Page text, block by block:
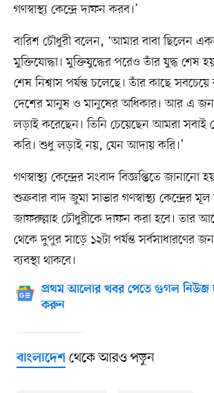
গণস্বাস্থ্য কেন্দ্রে দাফন করব।’
বারিশ চৌধুরী বলেন, ‘আমার বাবা ছিলেন
মুক্তিযোদ্ধা। মুক্তিযুদ্ধের পরেও তাঁর যুদ্ধ শেষ
শেষ নিশ্বাস পর্যন্ত চলেছে। তাঁর কাছে
দেশের মানুষ ও মানুষের অধিকার। আর এ
লড়াই করেছেন। তিনি চেয়েছেন আমরা
করি। শুধু লড়াই নয়, যেন আদায় করি।’
গণস্বাস্থ্য কেন্দ্রের সংবাদ বিজ্ঞপ্তিতে
শুক্রবার বাদ জুমা সাভার গণস্বাস্থ্য কেন্দ্রের
জাফরুল্লাহ চৌধুরীকে দাফন করা হবে। তার
থেকে দুপুর সাড়ে ১২টা পর্যন্ত সর্বসাধারণের
ব্যবস্থা থাকবে।
প্রথম আলোর খবর পেতে গুগল নিউজ
করুন
বাংলাদেশথেকে আরও পড়ুন